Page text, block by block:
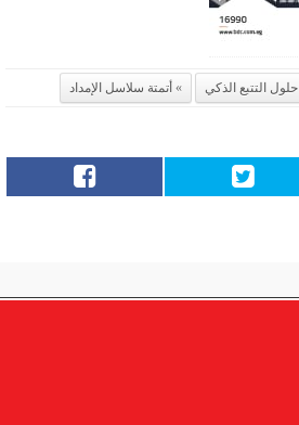
حلول التتبع الذكي أتمتة سلاسل الإمداد